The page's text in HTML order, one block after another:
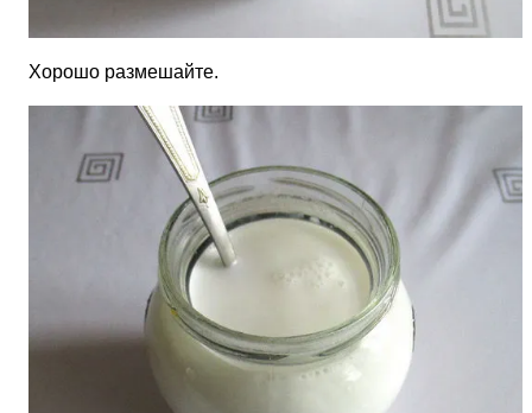
Хорошо размешайте.